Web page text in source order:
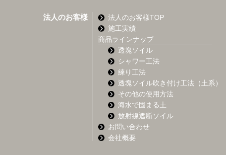
法人のお客様
法人のお客様TOP
施工実績
商品ラインナップ
透塊ソイル
シャワー工法
練り工法
透塊ソイル吹き付け工法（土系）
その他の使用方法
海水で固まる土
放射線遮断ソイル
お問い合わせ
会社概要